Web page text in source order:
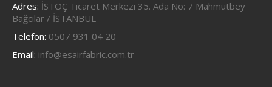
Adres: İSTOÇ Ticaret Merkezi 35. Ada No: 7 Mahmutbey
Bağcılar / İSTANBUL
Telefon: 0507 931 04 20
Email: info@esairfabric.com.tr